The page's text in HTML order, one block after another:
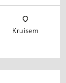
Kruisem